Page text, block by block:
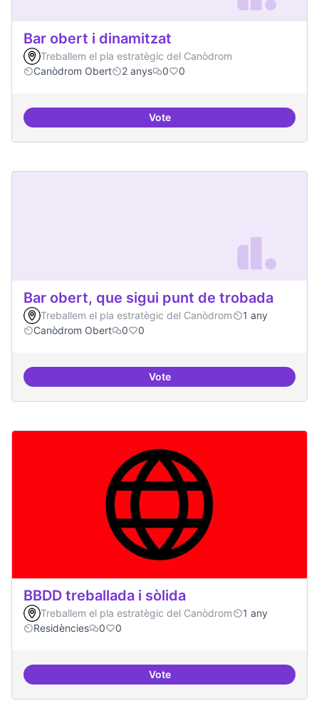
Bar obert i dinamitzat
Treballem el pla estratègic del Canòdrom
Canòdrom Obert
2 anys 0 0
VoteBar obert i dinamitzat
Bar obert, que sigui punt de trobada
Treballem el pla estratègic del Canòdrom
1 any
Canòdrom Obert
0 0
VoteBar obert, que sigui punt de
BBDD treballada i sòlida
Treballem el pla estratègic del Canòdrom
1 any
Residències
0 0
VoteBBDD treballada i sòlida